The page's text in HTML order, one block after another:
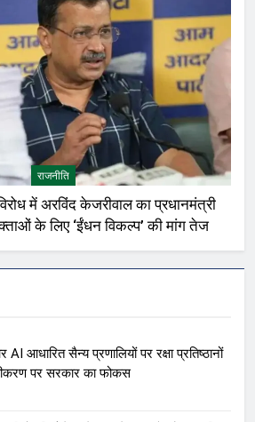
राजनीति
में अरविंद केजरीवाल का प्रधानमंत्री
के लिए ‘ईंधन विकल्प’ की मांग तेज
आधारित सैन्य प्रणालियों पर रक्षा प्रतिष्ठानों
पर सरकार का फोकस